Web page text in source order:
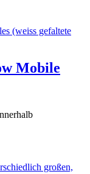
Mobile